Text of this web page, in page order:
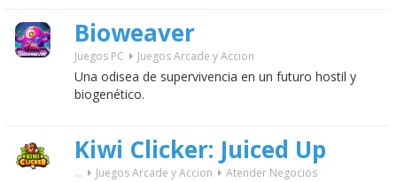
Bioweaver
Juegos PC Juegos Arcade y Accion
Una odisea de supervivencia en un futuro hostil y
biogenético.
Kiwi Clicker: Juiced Up
... Juegos Arcade y Accion Atender Negocios